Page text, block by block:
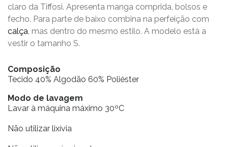
claro da Tiffosi. Apresenta manga comprida, bolsos e
fecho. Para parte de baixo combina na perfeição com
calça, mas dentro do mesmo estilo. A modelo está a
vestir o tamanho S.
Composição
Tecido 40% Algodão 60% Poliéster
Modo de lavagem
Lavar à máquina máximo 30ºC
Não utilizar lixívia